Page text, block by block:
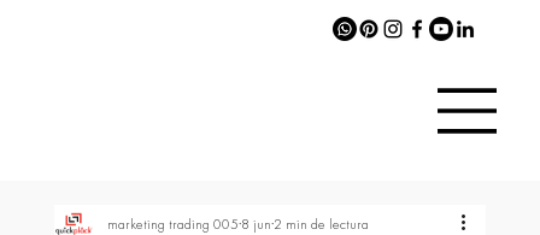
marketing trading 0058 jun2 min de lectura